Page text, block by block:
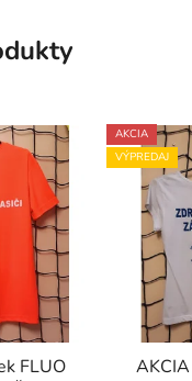
FLUO
AKCIA
VÝPREDAJ